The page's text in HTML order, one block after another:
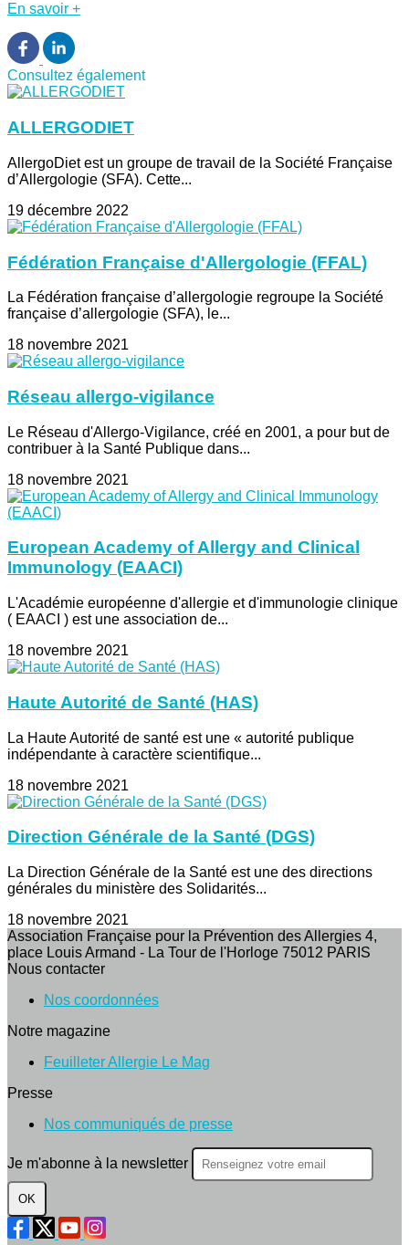
En savoir +
Consultez également
ALLERGODIET
AllergoDiet est un groupe de travail de la Société Française
d’Allergologie (SFA). Cette...
19 décembre 2022
Fédération Française d'Allergologie (FFAL)
La Fédération française d’allergologie regroupe la Société
française d’allergologie (SFA), le...
18 novembre 2021
Réseau allergo-vigilance
Le Réseau d'Allergo-Vigilance, créé en 2001, a pour but de
contribuer à la Santé Publique dans...
18 novembre 2021
European Academy of Allergy and Clinical
Immunology (EAACI)
L'Académie européenne d'allergie et d'immunologie clinique
( EAACI ) est une association de...
18 novembre 2021
Haute Autorité de Santé (HAS)
La Haute Autorité de santé est une « autorité publique
indépendante à caractère scientifique...
18 novembre 2021
Direction Générale de la Santé (DGS)
La Direction Générale de la Santé est une des directions
générales du ministère des Solidarités...
18 novembre 2021
Association Française pour la Prévention des Allergies 4,
place Louis Armand - La Tour de l'Horloge 75012 PARIS
Nous contacter
Nos coordonnées
Notre magazine
Feuilleter Allergie Le Mag
Presse
Nos communiqués de presse
Je m'abonne à la newsletter
OK